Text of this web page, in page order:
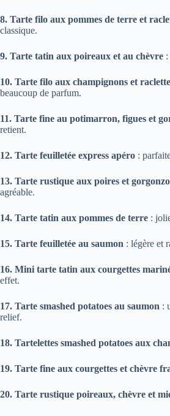
8. Tarte filo aux pommes de terre et
classique.
9. Tarte tatin aux poireaux et au chèvre
10. Tarte filo aux champignons et raclette
beaucoup de parfum.
11. Tarte fine au potimarron, figues et
retient.
12. Tarte feuilletée express apéro :
13. Tarte rustique aux poires et
agréable.
14. Tarte tatin aux pommes de terre :
15. Tarte feuilletée au saumon : légère et
16. Mini tarte tatin aux courgettes
effet.
17. Tarte smashed potatoes au saumon :
relief.
18. Tartelettes smashed potatoes aux
19. Tarte fine aux courgettes et chèvre
20. Tarte rustique poireaux, chèvre et